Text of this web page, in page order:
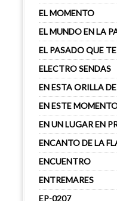
EL MOMENTO
EL MUNDO EN LA
EL PASADO QUE
ELECTRO SENDAS
EN ESTA ORILLA
EN ESTE
EN UN LUGAR EN
ENCANTO DE LA
ENCUENTRO
ENTREMARES
EP-0207